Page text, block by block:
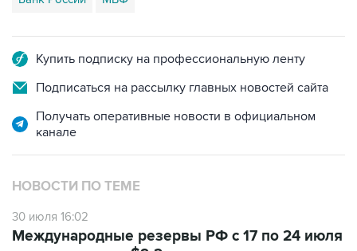
Купить подписку на профессиональную ленту
Подписаться на рассылку главных новостей сайта
Получать оперативные новости в официальном
канале
НОВОСТИ ПО ТЕМЕ
30 июля 16:02
Международные резервы РФ с 17 по 24 июля